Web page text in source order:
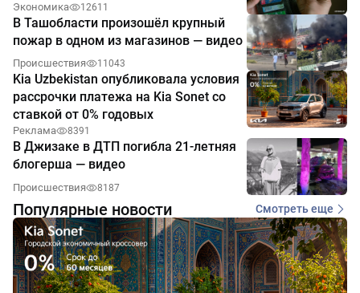
Экономика 12611
В Ташобласти произошёл крупный
пожар в одном из магазинов — видео
Происшествия 11043
Kia Uzbekistan опубликовала условия
рассрочки платежа на Kia Sonet со
ставкой от 0% годовых
Реклама 8391
В Джизаке в ДТП погибла 21-летняя
блогерша — видео
Происшествия 8187
Популярные новости Смотреть еще